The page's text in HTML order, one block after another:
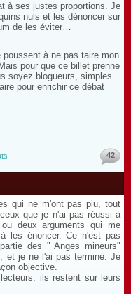
à ses justes proportions. Je
nuls et les dénoncer sur
de les éviter…
à ne pas taire mon
pour que ce billet prenne
soyez blogueurs, simples
pour enrichir ce débat
42
qui ne m'ont pas plu, tout
que je n'ai pas réussi à
deux arguments qui me
les énoncer. Ce n'est pas
des " Anges mineurs"
et je ne l'ai pas terminé. Je
objective.
ils restent sur leurs